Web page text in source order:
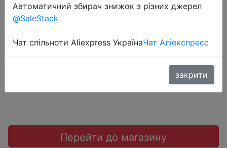
рептилий прозрачный пластик.
$2.03
Перейти до магазину
Автоматичний збирач знижок з різних джерел
@SaleStack
Чат спільноти Aliexpress УкраїнаЧат Аліекспресс
закрити